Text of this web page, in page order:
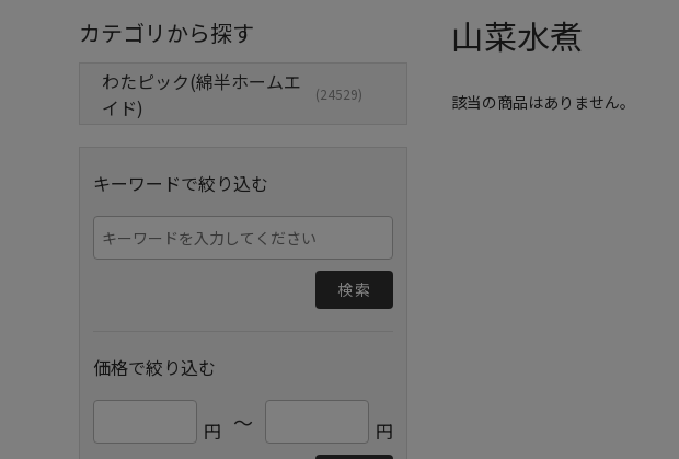
カテゴリから探す
わたピック(綿半ホームエ
イド)
(24529)
キーワードで絞り込む
検索
価格で絞り込む
円 ～ 円
山菜水煮
該当の商品はありません。